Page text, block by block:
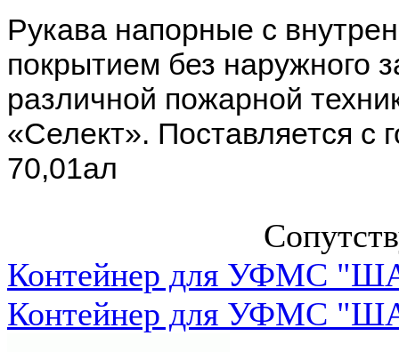
Рукава напорные с
покрытием без наружного
различной пожарной
«Селект». Поставляется с
70,01ал
Контейнер для УФМС
Контейнер для УФМС